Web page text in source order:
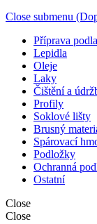
Close submenu
Příprava
Lepidla
Oleje
Laky
Čištění a
Profily
Soklové lišty
Brusný
Spárovací
Podložky
Ochranná
Ostatní
Close
Close